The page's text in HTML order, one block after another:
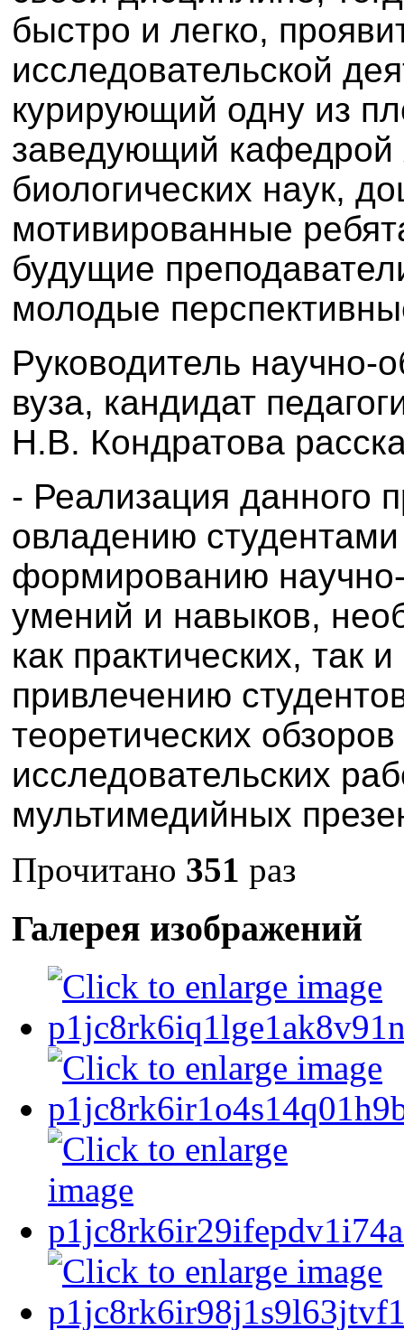
быстро и легко,
исследовательской
курирующий одну из
заведующий
биологических наук,
мотивированные
будущие
молодые
Руководитель научно-
вуза, кандидат
Н.В. Кондратова
- Реализация данного
овладению
формированию
умений и навыков,
как практических, так
привлечению
теоретических
исследовательских
мультимедийных
Прочитано 351 раз
Галерея изображений